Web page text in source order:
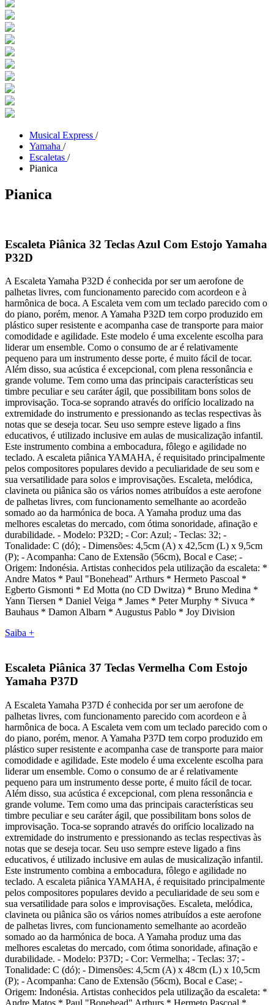
Musical Express /
Yamaha /
Escaletas /
Pianica
Pianica
Escaleta Piânica 32 Teclas Azul Com Estojo Yamaha
P32D
A Escaleta Yamaha P32D é conhecida por ser um aerofone de
palhetas livres, com funcionamento parecido com acordeon e à
harmônica de boca. A Escaleta vem com um teclado parecido com o
do piano, porém, menor. A Yamaha P32D tem corpo produzido em
plástico super resistente e acompanha case de transporte para maior
comodidade e agilidade. Este modelo é uma excelente escolha para
liderar um ensemble. Como o consumo de ar é relativamente
pequeno para um instrumento desse porte, é muito fácil de tocar.
Além disso, sua acústica é excepcional, com plena ressonância e
grande volume. Tem como uma das principais características seu
timbre peculiar e seu caráter ágil, que possibilitam bons solos de
improvisação. Toca-se soprando através do orifício localizado na
extremidade do instrumento e pressionando as teclas respectivas às
notas que se deseja tocar. Seu uso sempre esteve ligado a fins
educativos, é utilizado inclusive em aulas de musicalização infantil.
Este instrumento combina a embocadura, fôlego e agilidade no
teclado. A escaleta piânica YAMAHA, é requisitado principalmente
pelos compositores populares devido a peculiaridade de seu som e
sua versatilidade para solos e improvisações. Escaleta, melódica,
clavineta ou piânica são os vários nomes atribuídos a este aerofone
de palhetas livres, com funcionamento semelhante ao acordeão
somado ao da harmónica de boca. A Yamaha produz uma das
melhores escaletas do mercado, com ótima sonoridade, afinação e
durabilidade. - Modelo: P32D; - Cor: Azul; - Teclas: 32; -
Tonalidade: C (dó); - Dimensões: 4,5cm (A) x 42,5cm (L) x 9,5cm
(P); - Acompanha: Cano de Extensão (56cm), Bocal e Case; -
Origem: Indonésia. Artistas conhecidos pela utilização da escaleta: *
Andre Matos * Paul "Bonehead" Arthurs * Hermeto Pascoal *
Egberto Gismonti * Ed Motta (no CD Dwitza) * Bruno Medina *
Yann Tiersen * Daniel Veiga * James * Peter Murphy * Sivuca *
Bauhaus * Damon Albarn * Augustus Pablo * Joy Division
Saiba +
Escaleta Piânica 37 Teclas Vermelha Com Estojo
Yamaha P37D
A Escaleta Yamaha P37D é conhecida por ser um aerofone de
palhetas livres, com funcionamento parecido com acordeon e à
harmônica de boca. A Escaleta vem com um teclado parecido com o
do piano, porém, menor. A Yamaha P37D tem corpo produzido em
plástico super resistente e acompanha case de transporte para maior
comodidade e agilidade. Este modelo é uma excelente escolha para
liderar um ensemble. Como o consumo de ar é relativamente
pequeno para um instrumento desse porte, é muito fácil de tocar.
Além disso, sua acústica é excepcional, com plena ressonância e
grande volume. Tem como uma das principais características seu
timbre peculiar e seu caráter ágil, que possibilitam bons solos de
improvisação. Toca-se soprando através do orifício localizado na
extremidade do instrumento e pressionando as teclas respectivas às
notas que se deseja tocar. Seu uso sempre esteve ligado a fins
educativos, é utilizado inclusive em aulas de musicalização infantil.
Este instrumento combina a embocadura, fôlego e agilidade no
teclado. A escaleta piânica YAMAHA, é requisitado principalmente
pelos compositores populares devido a peculiaridade de seu som e
sua versatilidade para solos e improvisações. Escaleta, melódica,
clavineta ou piânica são os vários nomes atribuídos a este aerofone
de palhetas livres, com funcionamento semelhante ao acordeão
somado ao da harmónica de boca. A Yamaha produz uma das
melhores escaletas do mercado, com ótima sonoridade, afinação e
durabilidade. - Modelo: P37D; - Cor: Vermelha; - Teclas: 37; -
Tonalidade: C (dó); - Dimensões: 4,5cm (A) x 48cm (L) x 10,5cm
(P); - Acompanha: Cano de Extensão (56cm), Bocal e Case; -
Origem: Indonésia. Artistas conhecidos pela utilização da escaleta: *
Andre Matos * Paul "Bonehead" Arthurs * Hermeto Pascoal *